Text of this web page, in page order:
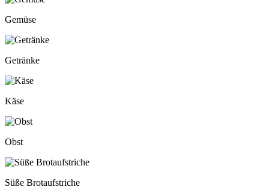
Gemüse
Getränke
Käse
Obst
Süße Brotaufstriche